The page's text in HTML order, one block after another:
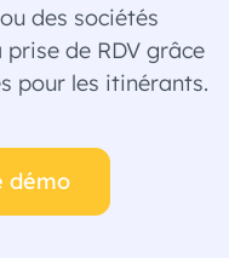
des sociétés
de RDV grâce
pour les itinérants.
démo